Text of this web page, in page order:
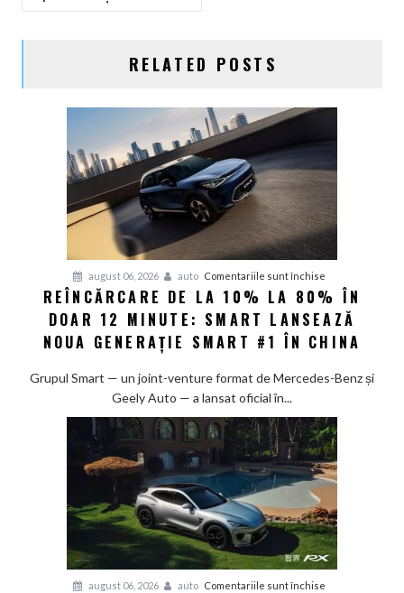
RELATED POSTS
august 06, 2026 auto Comentariile sunt închise
Reîncărcare
de
la
la
doar
12
minute:
lansează
noua
generație
Smart
REÎNCĂRCARE DE LA 10% LA 80% ÎN
DOAR 12 MINUTE: SMART LANSEAZĂ
NOUA GENERAȚIE SMART #1 ÎN CHINA
Grupul Smart — un joint-venture format de Mercedes-Benz și
Geely Auto — a lansat oficial în...
august 06, 2026 auto Comentariile sunt închise